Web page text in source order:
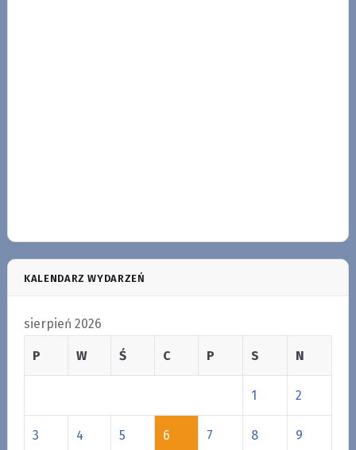
KALENDARZ WYDARZEŃ
sierpień 2026
P W Ś C P S N
1 2
3 4 5 6 7 8 9